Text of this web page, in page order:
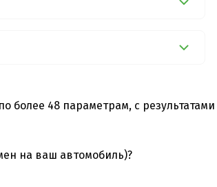
более 48 параметрам, с
на ваш автомобиль)?